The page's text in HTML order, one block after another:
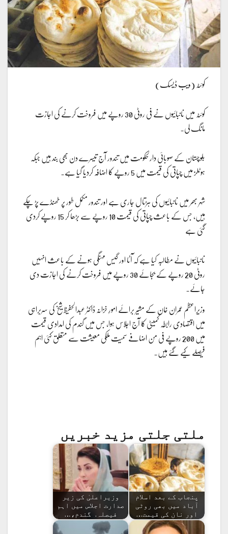
کوئٹہ (ویب ڈیسک)
کوئٹہ میں نانبائیوں نے فی روٹی 30 روپے میں فروخت کرنے کی اجازت
مانگ لی۔
بلوچستان کے صوبائی دارلحکومت میں تندور آج تیسرے دن بھی بند ہیں جبکہ
ہوٹلز میں چپاتی کی قیمت میں 5 روپے کا اضافہ کردیا گیا ہے۔
شہر بھر میں نانبائیوں کی ہڑتال جاری ہے اور تندور مکمل طور پر ٹھنڈے پڑ چکے
ہیں، جس کے باعث چپاتی کی قیمت 10 روپے سے بڑھا کر 15 روپے کردی
گئی ہے
نانبائیوں نے مطالبہ کیا ہے کہ آٹا اور گیس مہنگی ہونے کے باعث انہیں
روٹی 20 روپے کے بجائے 30 روپے میں فروخت کرنے کی اجازت دی
جائے۔
وزیراعظم عمران خان کے مشیر برائے امورِ خزانہ ڈاکٹر عبدالحفیظ شیخ کی سربراہی
میں اقتصادی رابطہ کمیٹی کا آج اجلاس ہوا، جس میں گندم کی امدادی قیمت
میں 200 روپے فی من اضافے سمیت ملکی معیشت سے متعلق کئی اہم
فیصلے کیے گئے ہیں۔
ملتی جلتی مزید خبریں
پنجاب کے بعد اسلام
آباد میں بھی روٹی
اور نان کی قیمت…
وزیراعلیٰ کی زیر
صدارت اجلاس میں اہم
فیصلہ. گندم،…